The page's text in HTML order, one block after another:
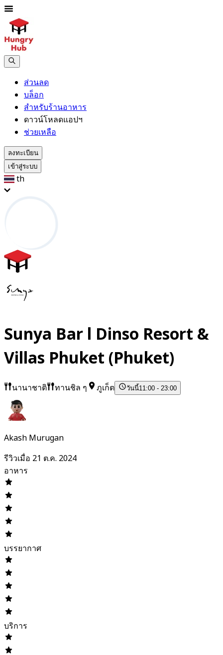
ส่วนลด
บล็อก
สำหรับร้านอาหาร
ดาวน์โหลดแอปฯ
ช่วยเหลือ
ลงทะเบียน
เข้าสู่ระบบ
th
Sunya Bar l Dinso Resort &
Villas Phuket (Phuket)
นานาชาติ ทานชิล ๆ ภูเก็ต วันนี้11:00 - 23:00
Akash Murugan
รีวิวเมื่อ 21 ต.ค. 2024
อาหาร
บรรยากาศ
บริการ